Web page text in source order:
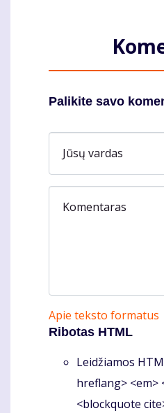
Palikite savo
Jūsų vardas
Komentaras
Apie teksto formatus
Ribotas HTML
Leidžiamos
hreflang> <em>
<blockquote